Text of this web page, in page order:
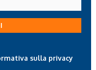
sulla privacy